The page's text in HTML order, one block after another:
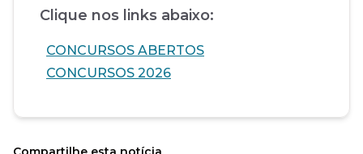
Clique nos links abaixo:
CONCURSOS ABERTOS
CONCURSOS 2026